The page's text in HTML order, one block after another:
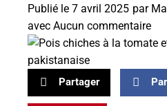
Publié le 7 avril 2025 par
avec Aucun commentaire
Partager